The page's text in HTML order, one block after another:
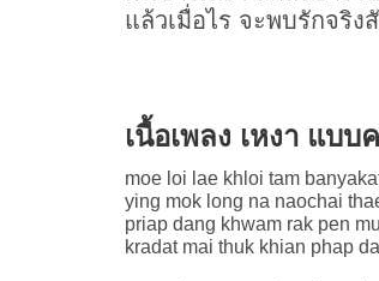
แล้วเมื่อไร จะพบรักจริง
เนื้อเพลง เหงา แบบ
moe loi lae khloi tam
ying mok long na naochai
priap dang khwam rak pen
kradat mai thuk khian phap